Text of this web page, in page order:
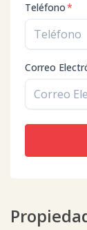
Teléfono*
Correo